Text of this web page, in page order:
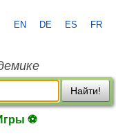
EN DE ES FR
Найти!
⚽